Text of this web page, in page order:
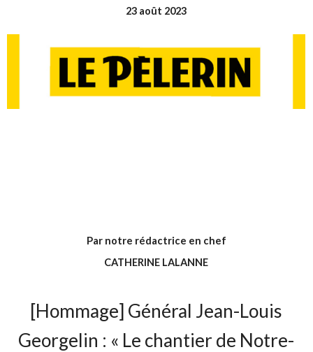
23 août 2023
Par notre rédactrice en chef
CATHERINE LALANNE
[Hommage] Général Jean-Louis
Georgelin : « Le chantier de Notre-